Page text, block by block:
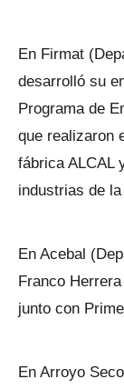
En Firmat
desarrolló su
Programa de
que realizaron
fábrica ALCAL
industrias de
En Acebal
Franco
junto con
En Arroyo